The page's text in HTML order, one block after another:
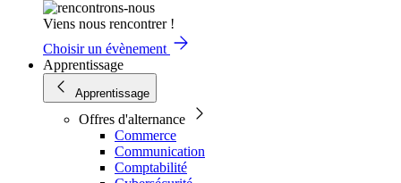
Viens nous rencontrer !
Choisir un évènement
Apprentissage
Apprentissage
Offres d'alternance
Commerce
Communication
Comptabilité